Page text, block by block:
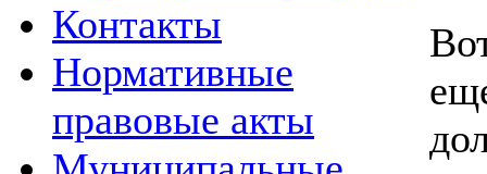
Контакты
Нормативные
правовые акты